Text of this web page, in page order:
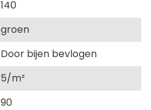
140
groen
Door bijen bevlogen
5/m²
90